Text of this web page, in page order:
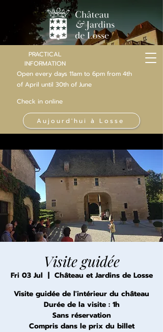
PRACTICAL
INFORMATION
Open every days 11am to 6pm from 4th
of April until 30th of June
Check in online
Aujourd'hui à Losse
Visite guidée
Fri 03 Jul
  |
Château et Jardins de Losse
Visite guidée de l'intérieur du château
Durée de la visite : 1h
Sans réservation
Compris dans le prix du billet